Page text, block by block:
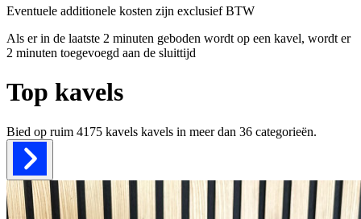
Eventuele additionele kosten zijn exclusief BTW
Als er in de laatste 2 minuten geboden wordt op een kavel, wordt er
2 minuten toegevoegd aan de sluittijd
Top kavels
Bied op ruim 4175 kavels kavels in meer dan 36 categorieën.